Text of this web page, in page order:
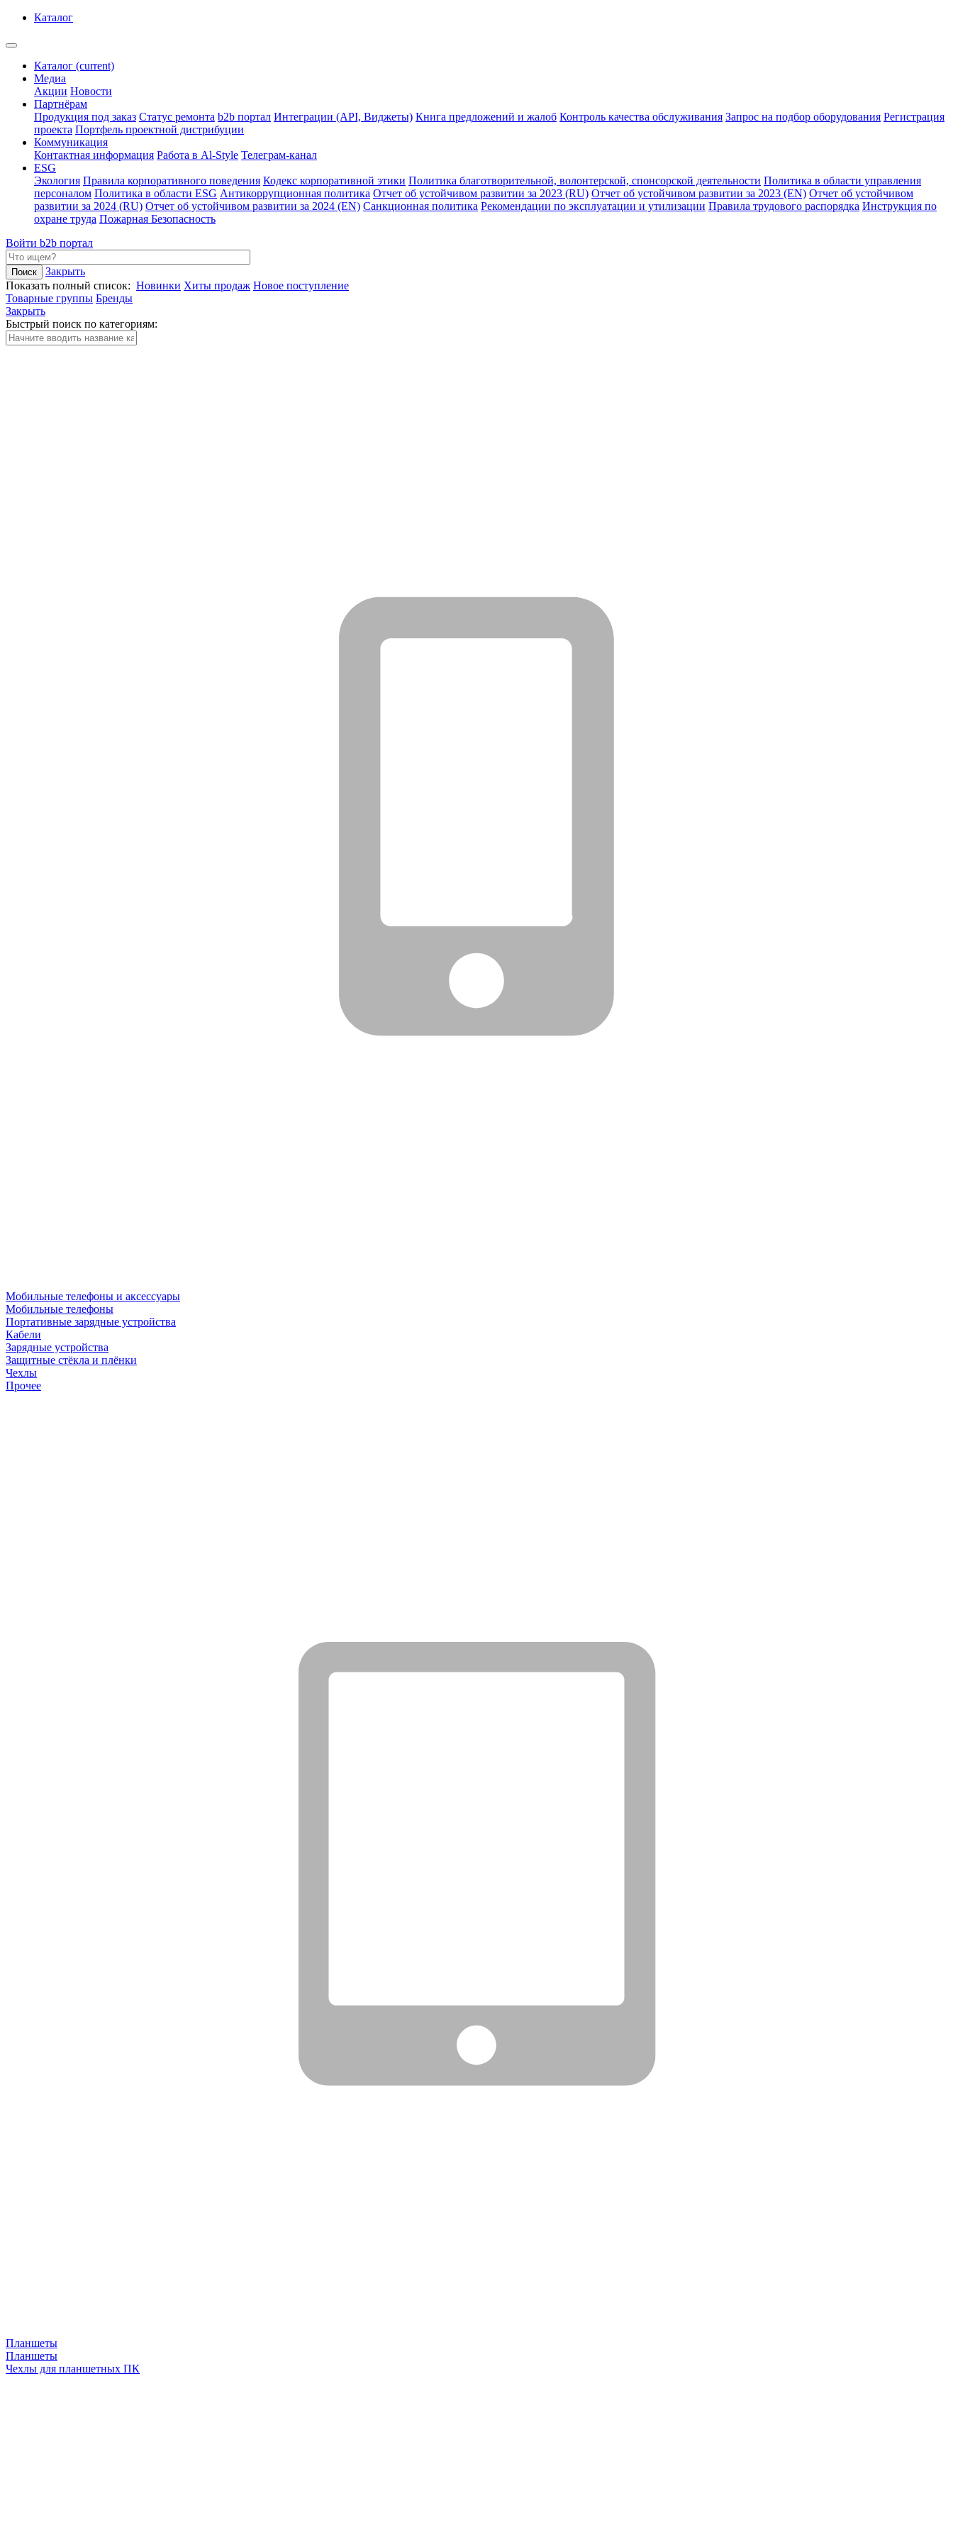
Каталог
Каталог (current)
Медиа
Акции Новости
Партнёрам
Продукция под заказ Статус ремонта b2b портал Интеграции (API, Виджеты) Книга предложений и жалоб Контроль качества обслуживания Запрос на подбор оборудования Регистрация
проекта Портфель проектной дистрибуции
Коммуникация
Контактная информация Работа в Al-Style Телеграм-канал
ESG
Экология Правила корпоративного поведения Кодекс корпоративной этики Политика благотворительной, волонтерской, спонсорской деятельности Политика в области управления
персоналом Политика в области ESG Антикоррупционная политика Отчет об устойчивом развитии за 2023 (RU) Отчет об устойчивом развитии за 2023 (EN) Отчет об устойчивом
развитии за 2024 (RU) Отчет об устойчивом развитии за 2024 (EN) Санкционная политика Рекомендации по эксплуатации и утилизации Правила трудового распорядка Инструкция по
охране труда Пожарная Безопасность
Войти b2b портал
Закрыть
Показать полный список: Новинки Хиты продаж Новое поступление
Товарные группы Бренды
Закрыть
Быстрый поиск по категориям:
Мобильные телефоны и аксессуары
Мобильные телефоны
Портативные зарядные устройства
Кабели
Зарядные устройства
Защитные стёкла и плёнки
Чехлы
Прочее
Планшеты
Планшеты
Чехлы для планшетных ПК